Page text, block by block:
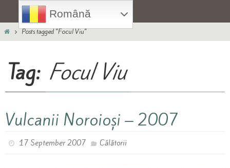
content
HomePosts tagged "Focul Viu"
Tag: Focul Viu
Vulcanii Noroioși – 2007
17 September 2007 Călătorii
Română